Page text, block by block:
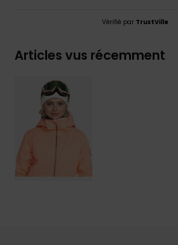
Vérifié par TrustVille
Articles vus récemment